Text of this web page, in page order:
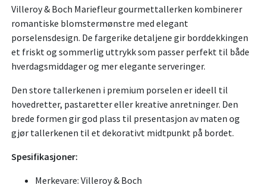
Villeroy & Boch Mariefleur gourmettallerken kombinerer
romantiske blomstermønstre med elegant
porselensdesign. De fargerike detaljene gir borddekkingen
et friskt og sommerlig uttrykk som passer perfekt til både
hverdagsmiddager og mer elegante serveringer.
Den store tallerkenen i premium porselen er ideell til
hovedretter, pastaretter eller kreative anretninger. Den
brede formen gir god plass til presentasjon av maten og
gjør tallerkenen til et dekorativt midtpunkt på bordet.
Spesifikasjoner:
Merkevare: Villeroy & Boch